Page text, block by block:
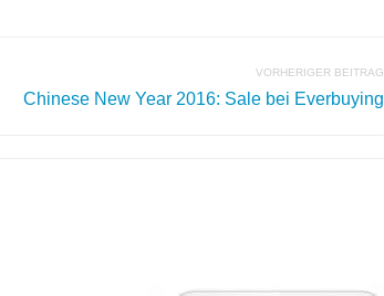
VORHERIGER BEITRAG
Chinese New Year 2016: Sale bei Everbuying